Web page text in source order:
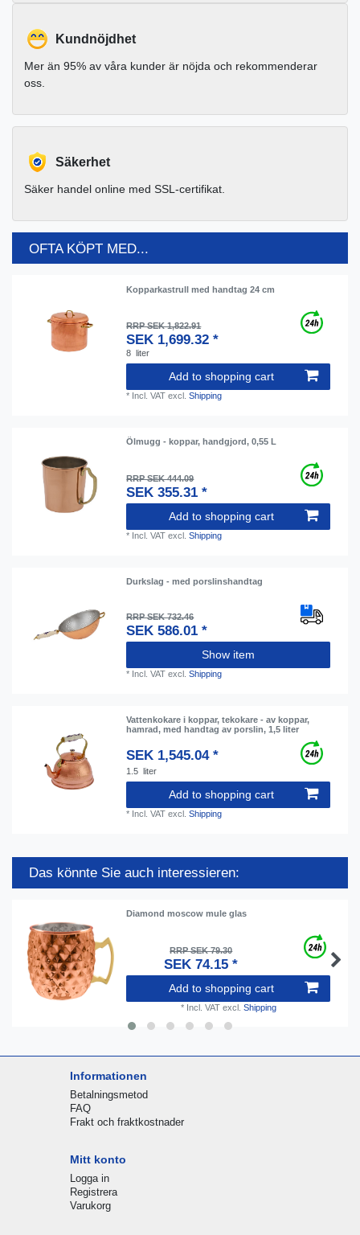
Kundnöjdhet
Mer än 95% av våra kunder är nöjda och rekommenderar
oss.
Säkerhet
Säker handel online med SSL-certifikat.
OFTA KÖPT MED...
Kopparkastrull med handtag 24 cm
RRP SEK 1,822.91
SEK 1,699.32 *
8 liter
Add to shopping cart
* Incl. VAT excl.Shipping
Ölmugg - koppar, handgjord, 0,55 L
RRP SEK 444.09
SEK 355.31 *
Add to shopping cart
* Incl. VAT excl.Shipping
Durkslag - med porslinshandtag
RRP SEK 732.46
SEK 586.01 *
Show item
* Incl. VAT excl.Shipping
Vattenkokare i koppar, tekokare - av koppar,
hamrad, med handtag av porslin, 1,5 liter
SEK 1,545.04 *
1.5 liter
Add to shopping cart
* Incl. VAT excl.Shipping
Das könnte Sie auch interessieren:
Diamond moscow mule glas
RRP SEK 79.30
SEK 74.15 *
Add to shopping cart
* Incl. VATexcl. Shipping
Informationen
Betalningsmetod
FAQ
Frakt och fraktkostnader
Mitt konto
Logga in
Registrera
Varukorg